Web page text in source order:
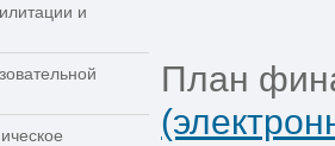
и
План